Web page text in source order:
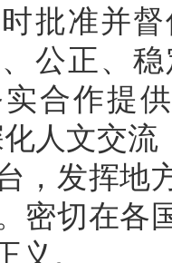
批准并
公正、
合作提
人文交
，发挥地
密切在各
义。